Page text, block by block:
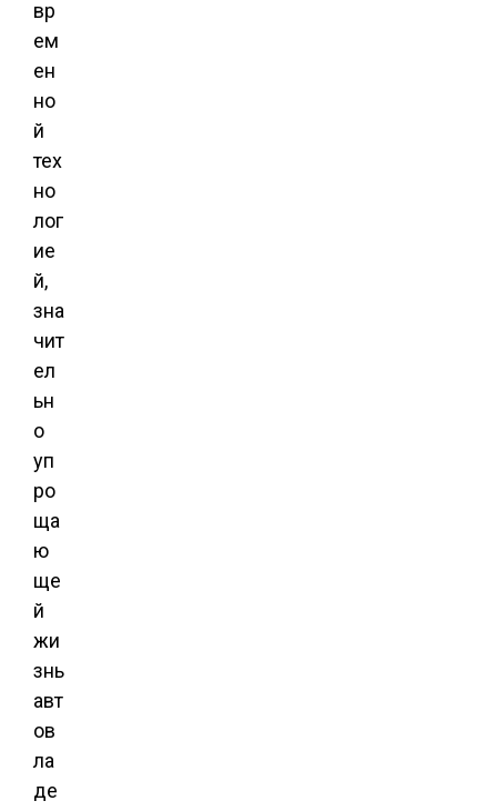
вр
ем
ен
но
й
тех
но
лог
ие
й,
зна
чит
ел
ьн
о
уп
ро
ща
ю
ще
й
жи
знь
авт
ов
ла
де